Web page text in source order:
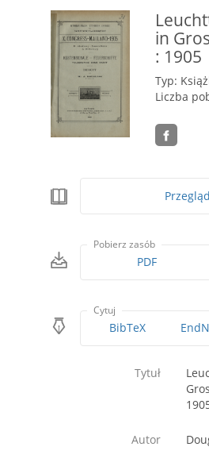
in
: 1905
Typ:
Liczba
Pobierz zasób
PDF
Cytuj
BibTeX
Tytuł
Autor